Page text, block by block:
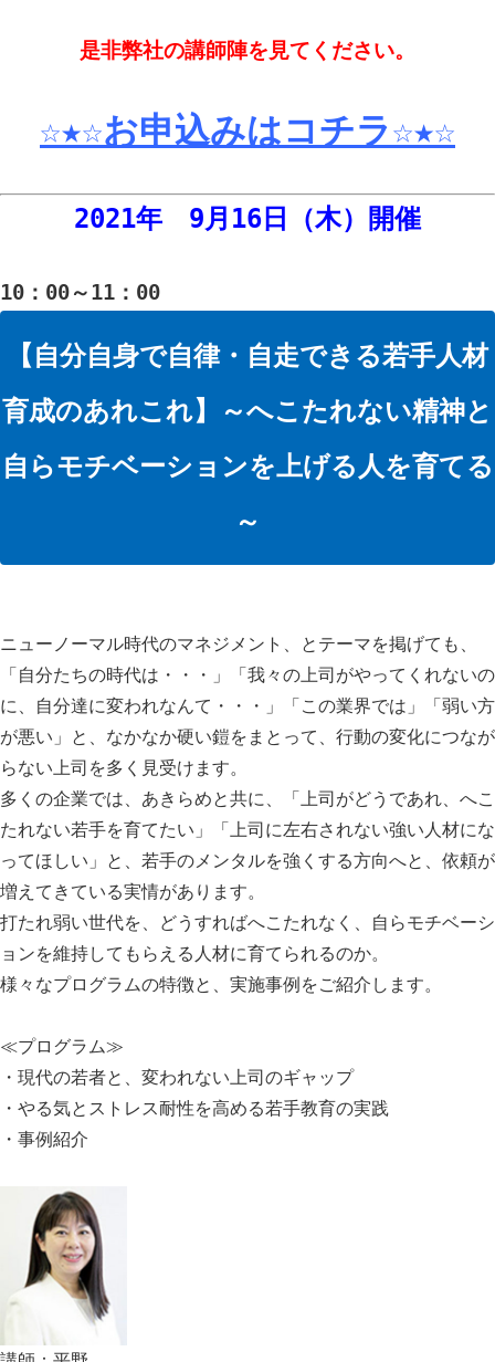
是非弊社の講師陣を見てください。
☆★☆お申込みはコチラ☆★☆
2021年 9月16日（木） 開催
10：00～11：00
【自分自身で自律・自走できる若手人材
育成のあれこれ】～へこたれない精神と
自らモチベーションを上げる人を育てる
～
ニューノーマル時代のマネジメント、とテーマを掲げても、
「自分たちの時代は・・・」「我々の上司がやってくれないの
に、自分達に変われなんて・・・」「この業界では」「弱い方
が悪い」と、なかなか硬い鎧をまとって、行動の変化につなが
らない上司を多く見受けます。
多くの企業では、あきらめと共に、「上司がどうであれ、へこ
たれない若手を育てたい」「上司に左右されない強い人材にな
ってほしい」と、若手のメンタルを強くする方向へと、依頼が
増えてきている実情があります。
打たれ弱い世代を、どうすればへこたれなく、自らモチベーシ
ョンを維持してもらえる人材に育てられるのか。
様々なプログラムの特徴と、実施事例をご紹介します。
≪プログラム≫
・現代の若者と、変われない上司のギャップ
・やる気とストレス耐性を高める若手教育の実践
・事例紹介